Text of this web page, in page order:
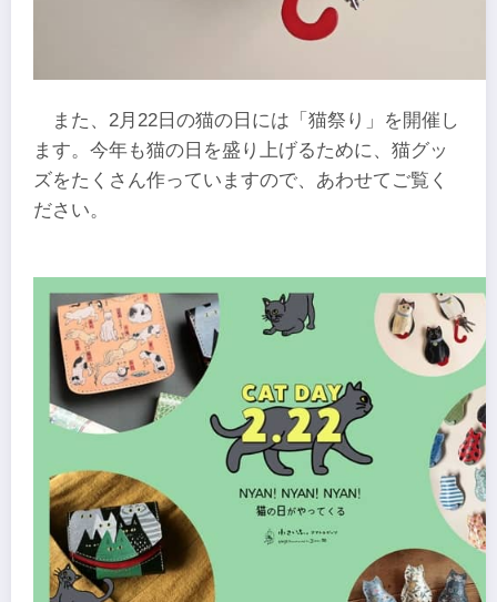
また、2月22日の猫の日には「猫祭り」を開催し
ます。今年も猫の日を盛り上げるために、猫グッ
ズをたくさん作っていますので、あわせてご覧く
ださい。